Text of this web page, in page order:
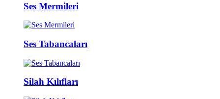
Ses Mermileri
Ses Tabancaları
Silah Kılıfları